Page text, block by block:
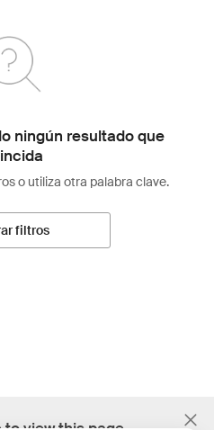
ningún resultado que
o utiliza otra palabra clave.
filtros